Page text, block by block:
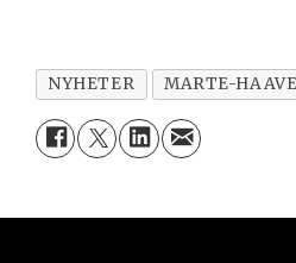
NYHETER MARTE-